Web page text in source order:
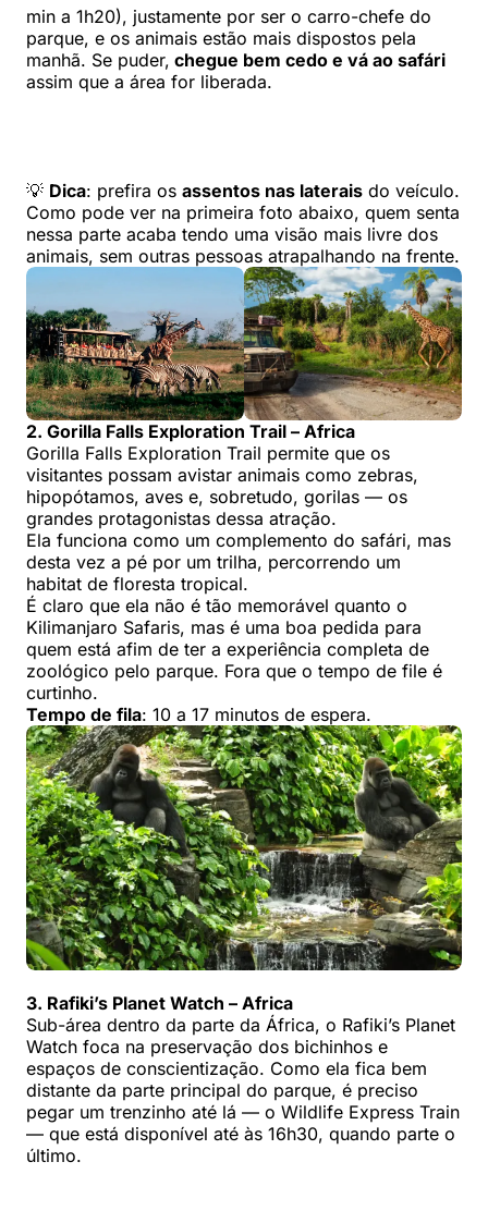
min a 1h20), justamente por ser o carro-chefe do
parque, e os animais estão mais dispostos pela
manhã. Se puder, chegue bem cedo e vá ao safári
assim que a área for liberada.
💡 Dica: prefira os assentos nas laterais do veículo.
Como pode ver na primeira foto abaixo, quem senta
nessa parte acaba tendo uma visão mais livre dos
animais, sem outras pessoas atrapalhando na frente.
2. Gorilla Falls Exploration Trail – Africa
Gorilla Falls Exploration Trail permite que os
visitantes possam avistar animais como zebras,
hipopótamos, aves e, sobretudo, gorilas — os
grandes protagonistas dessa atração.
Ela funciona como um complemento do safári, mas
desta vez a pé por um trilha, percorrendo um
habitat de floresta tropical.
É claro que ela não é tão memorável quanto o
Kilimanjaro Safaris, mas é uma boa pedida para
quem está afim de ter a experiência completa de
zoológico pelo parque. Fora que o tempo de file é
curtinho.
Tempo de fila: 10 a 17 minutos de espera.
3. Rafiki’s Planet Watch – Africa
Sub-área dentro da parte da África, o Rafiki’s Planet
Watch foca na preservação dos bichinhos e
espaços de conscientização. Como ela fica bem
distante da parte principal do parque, é preciso
pegar um trenzinho até lá — o Wildlife Express Train
— que está disponível até às 16h30, quando parte o
último.